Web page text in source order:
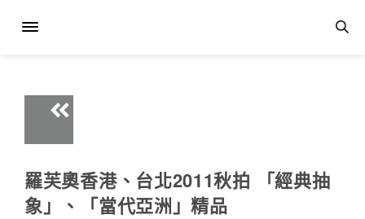
羅芙奧香港、台北2011秋拍 「經典抽
象」、「當代亞洲」精品